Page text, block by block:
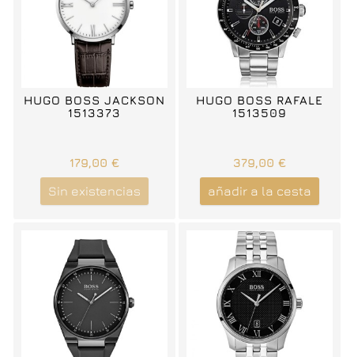
HUGO BOSS JACKSON
1513373
179,00 €
Sin existencias
HUGO BOSS RAFALE
1513509
379,00 €
añadir a la cesta